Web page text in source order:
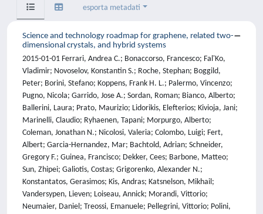
esporta metadati
Science and technology roadmap for graphene, related two-
dimensional crystals, and hybrid systems
2015-01-01 Ferrari, Andrea C.; Bonaccorso, Francesco; Fal'Ko,
Vladimir; Novoselov, Konstantin S.; Roche, Stephan; Boggild,
Peter; Borini, Stefano; Koppens, Frank H. L.; Palermo, Vincenzo;
Pugno, Nicola; Garrido, Jose A.; Sordan, Roman; Bianco, Alberto;
Ballerini, Laura; Prato, Maurizio; Lidorikis, Elefterios; Kivioja, Jani;
Marinelli, Claudio; Ryhaenen, Tapani; Morpurgo, Alberto;
Coleman, Jonathan N.; Nicolosi, Valeria; Colombo, Luigi; Fert,
Albert; Garcia-Hernandez, Mar; Bachtold, Adrian; Schneider,
Gregory F.; Guinea, Francisco; Dekker, Cees; Barbone, Matteo;
Sun, Zhipei; Galiotis, Costas; Grigorenko, Alexander N.;
Konstantatos, Gerasimos; Kis, Andras; Katsnelson, Mikhail;
Vandersypen, Lieven; Loiseau, Annick; Morandi, Vittorio;
Neumaier, Daniel; Treossi, Emanuele; Pellegrini, Vittorio; Polini,